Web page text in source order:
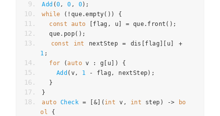
Add (0, 0 , 0);
while
( ! que.empty())
{
const
auto flag , u = que. front ();
que. pop();
const
int nextStep = dis flag u
+
1 ;
for
(auto v : g u ])
{
Add ( v, 1 - flag , nextStep);
}
}
auto Check = & ]( int v , int step ) ->
bo
ol
{